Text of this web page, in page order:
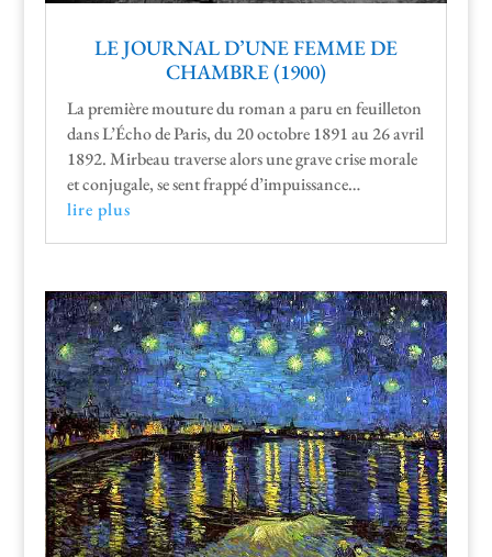
LE JOURNAL D’UNE FEMME DE
CHAMBRE (1900)
La pre­mière mou­ture du roman a paru en feuil­leton
dans L’É­cho de Paris, du 20 octo­bre 1891 au 26 avril
1892. Mir­beau tra­verse alors une grave crise morale
et con­ju­gale, se sent frap­pé d’impuissance…
lire plus